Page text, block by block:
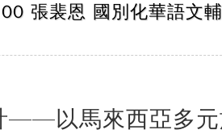
張裴恩 國別化華語文
——以馬來西亞多